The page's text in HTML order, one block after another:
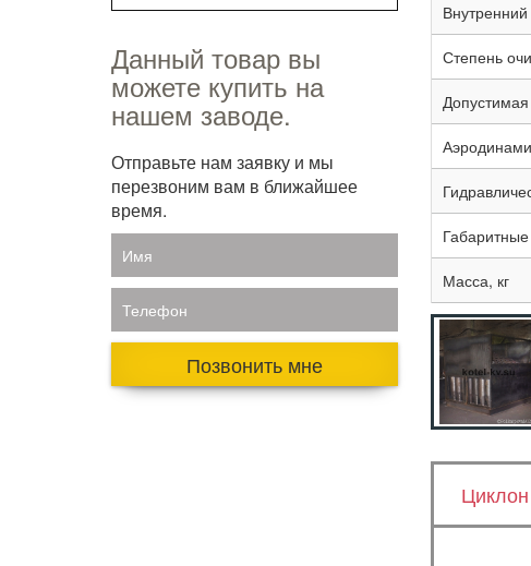
Данный товар вы
можете купить на
нашем заводе.
Отправьте нам заявку и мы
перезвоним вам в ближайшее
время.
Имя
Телефон
Позвонить мне
Степень
Масса, кг